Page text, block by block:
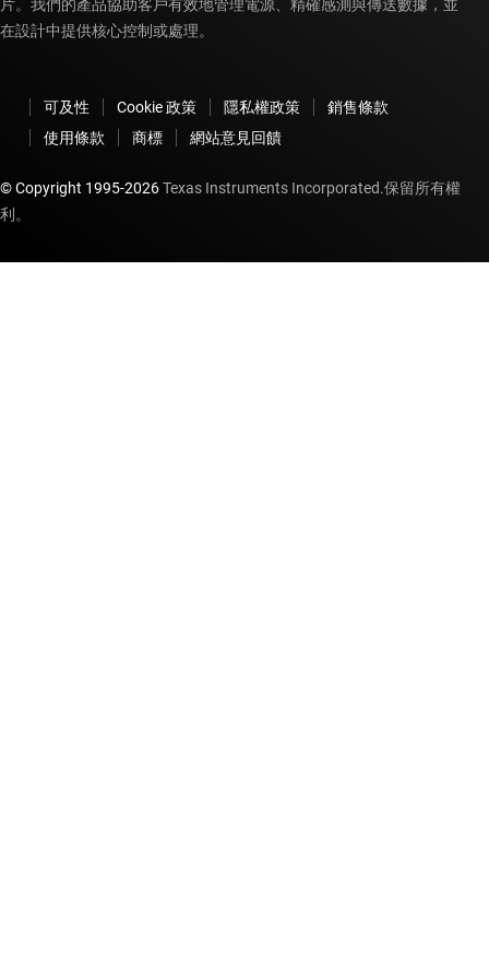
片。我們的產品協助客戶有效地管理電源、精確感測與傳送數據，並
在設計中提供核心控制或處理。
可及性 Cookie 政策 隱私權政策
銷售條款
使用條款
商標 網站意見回饋
© Copyright 1995-2026Texas Instruments Incorporated.保留所有權
利。